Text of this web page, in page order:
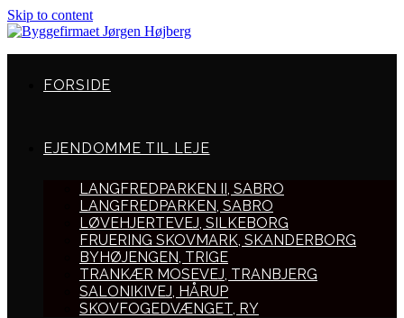
Skip to content
FORSIDE
EJENDOMME TIL LEJE
LANGFREDPARKEN II, SABRO
LANGFREDPARKEN, SABRO
LØVEHJERTEVEJ, SILKEBORG
FRUERING SKOVMARK, SKANDERBORG
BYHØJENGEN, TRIGE
TRANKÆR MOSEVEJ, TRANBJERG
SALONIKIVEJ, HÅRUP
SKOVFOGEDVÆNGET, RY